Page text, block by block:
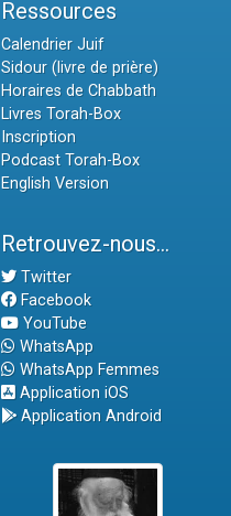
Ressources
Calendrier Juif
Sidour (livre de prière)
Horaires de Chabbath
Livres Torah-Box
Inscription
Podcast Torah-Box
English Version
Retrouvez-nous...
Twitter
Facebook
YouTube
WhatsApp
WhatsApp Femmes
Application iOS
Application Android